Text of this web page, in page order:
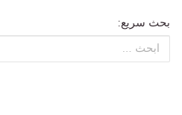
بحث سريع: